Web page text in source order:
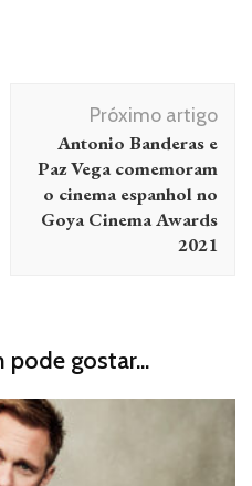
Próximo artigo
Antonio Banderas e
Paz Vega comemoram
o cinema espanhol no
Goya Cinema Awards
2021
gostar...